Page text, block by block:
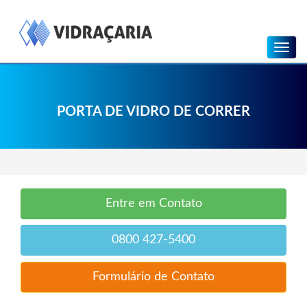
PORTA DE VIDRO DE CORRER
Menu
Entre em Contato
0800 427-5400
Formulário de Contato